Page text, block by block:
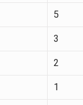
5
3
2
1